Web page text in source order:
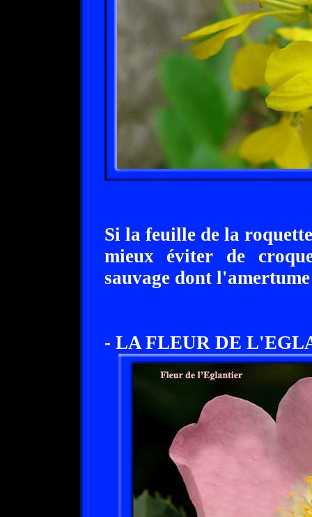
Si la feuille de la
mieux éviter de
sauvage dont
- LA FLEUR DE